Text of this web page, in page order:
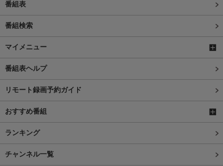
番組表
番組検索
マイメニュー
番組表ヘルプ
リモート録画予約ガイド
おすすめ番組
ランキング
チャンネル一覧